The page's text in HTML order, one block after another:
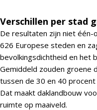
Verschillen per stad
De resultaten zijn niet één-
626 Europese steden en
bevolkingsdichtheid en het
Gemiddeld zouden groene
tussen de 30 en 40
Dat maakt daklandbouw
ruimte op maaiveld.